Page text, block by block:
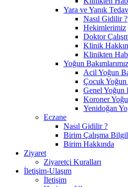
Yara ve Yanık
Nasıl Gidilir ?
Hekimlerimiz
Doktor
Klinik
Klinikten
Yoğun Bakımlarımız
Acil Yoğun
Çocuk Yoğun
Genel Yoğun
Koroner
Yenidoğan
Eczane
Nasıl Gidilir ?
Birim Çalışma
Birim Hakkında
Ziyaret
Ziyaretçi Kuralları
İletişim-Ulaşım
İletişim